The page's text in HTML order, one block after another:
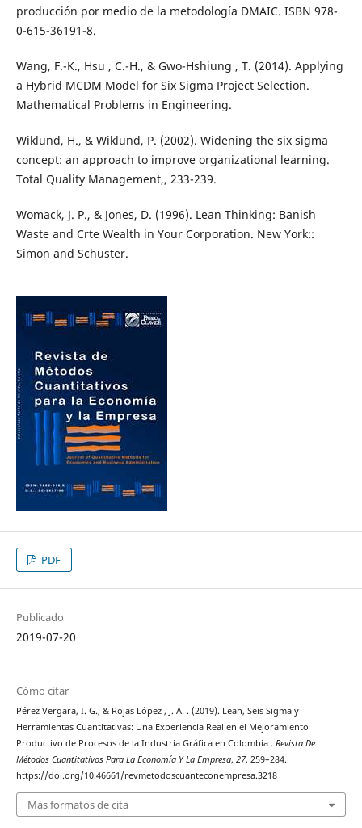
producción por medio de la metodología DMAIC. ISBN 978-
0-615-36191-8.
Wang, F.-K., Hsu , C.-H., & Gwo-Hshiung , T. (2014). Applying
a Hybrid MCDM Model for Six Sigma Project Selection.
Mathematical Problems in Engineering.
Wiklund, H., & Wiklund, P. (2002). Widening the six sigma
concept: an approach to improve organizational learning.
Total Quality Management,, 233-239.
Womack, J. P., & Jones, D. (1996). Lean Thinking: Banish
Waste and Crte Wealth in Your Corporation. New York::
Simon and Schuster.
PDF
Publicado
2019-07-20
Cómo citar
Pérez Vergara, I. G., & Rojas López , J. A. . (2019). Lean, Seis Sigma y
Herramientas Cuantitativas: Una Experiencia Real en el Mejoramiento
Productivo de Procesos de la Industria Gráfica en Colombia . Revista De
Métodos Cuantitativos Para La Economía Y La Empresa, 27, 259–284.
https://doi.org/10.46661/revmetodoscuanteconempresa.3218
Más formatos de cita